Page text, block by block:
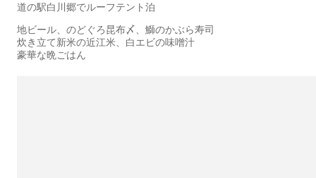
道の駅白川郷でルーフテント泊
地ビール、のどぐろ昆布〆、鰤のかぶら寿司
炊き立て新米の近江米、白エビの味噌汁
豪華な晩ごはん